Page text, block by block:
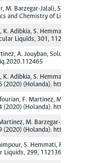
M. Barzegar-Jalali, S.
and Chemistry of Liquids,
K. Adibkia, S. Hemmati, F.
Liquids, 301, 112474
A. Jouyban,
K. Adibkia, S. Hemmati, M.
(2020) (Holanda). https://
F. Martinez, M.
(2020) (Holanda). https://
Martinez, M. Barzegar-
(2020) (Holanda). https://
S. Hemmati, F.
Liquids, 299, 112136